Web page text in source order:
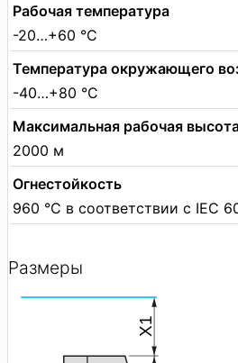
Рабочая температура
-20…+60 °C
Температура окружающего
-40…+80 °C
Максимальная рабочая
2000 м
Огнестойкость
960 °C в соответствии с IEC
Размеры